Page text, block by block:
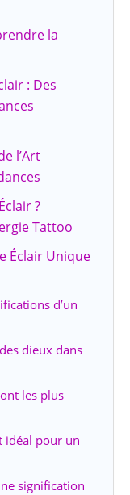
la
: Des
l’Art
?
Tattoo
Éclair Unique
d’un
dieux dans
les plus
idéal pour un
signification